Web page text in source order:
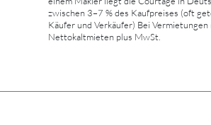
zwischen 3–7 % des Kaufpreises (oft
Käufer und Verkäufer) Bei Vermietungen
Nettokaltmieten plus MwSt.